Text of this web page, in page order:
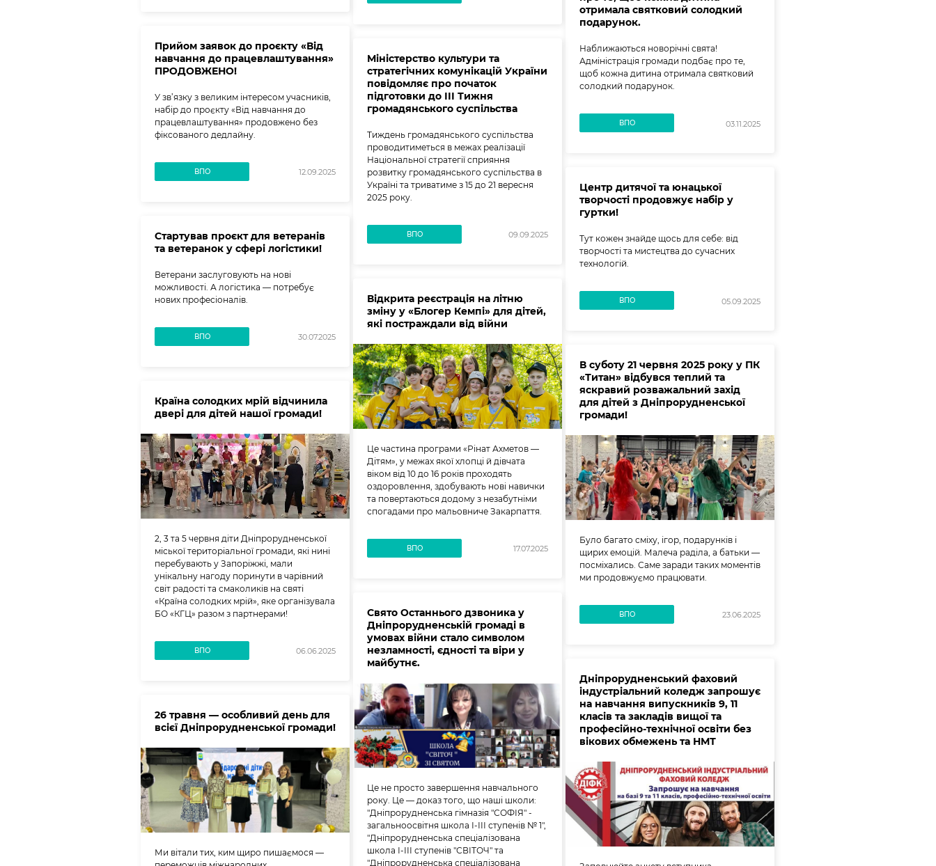
отримала святковий солодкий
подарунок.
Наближаються новорічні свята!
Адміністрація громади подбає про те,
щоб кожна дитина отримала святковий
солодкий подарунок.
ВПО 03.11.2025
Прийом заявок до проєкту «Від
навчання до працевлаштування»
ПРОДОВЖЕНО!
У зв’язку з великим інтересом учасників,
набір до проєкту «Від навчання до
працевлаштування» продовжено без
фіксованого дедлайну.
ВПО 12.09.2025
Міністерство культури та
стратегічних комунікацій України
повідомляє про початок
підготовки до ІІІ Тижня
громадянського суспільства
Тиждень громадянського суспільства
проводитиметься в межах реалізації
Національної стратегії сприяння
розвитку громадянського суспільства в
Україні та триватиме з 15 до 21 вересня
2025 року.
ВПО 09.09.2025
Центр дитячої та юнацької
творчості продовжує набір у
гуртки!
Тут кожен знайде щось для себе: від
творчості та мистецтва до сучасних
технологій.
ВПО 05.09.2025
Стартував проєкт для ветеранів
та ветеранок у сфері логістики!
Ветерани заслуговують на нові
можливості. А логістика — потребує
нових професіоналів.
ВПО 30.07.2025
Відкрита реєстрація на літню
зміну у «Блогер Кемпі» для дітей,
які постраждали від війни
Це частина програми «Рінат Ахметов —
Дітям», у межах якої хлопці й дівчата
віком від 10 до 16 років проходять
оздоровлення, здобувають нові навички
та повертаються додому з незабутніми
спогадами про мальовниче Закарпаття.
ВПО 17.07.2025
В суботу 21 червня 2025 року у ПК
«Титан» відбувся теплий та
яскравий розважальний захід
для дітей з Дніпрорудненської
громади!
Було багато сміху, ігор, подарунків і
щирих емоцій. Малеча раділа, а батьки —
посміхались. Саме заради таких моментів
ми продовжуємо працювати.
ВПО 23.06.2025
Країна солодких мрій відчинила
двері для дітей нашої громади!
2, 3 та 5 червня діти Дніпрорудненської
міської територіальної громади, які нині
перебувають у Запоріжжі, мали
унікальну нагоду поринути в чарівний
світ радості та смаколиків на святі
«Країна солодких мрій», яке організувала
БО «КГЦ» разом з партнерами!
ВПО 06.06.2025
Свято Останнього дзвоника у
Дніпрорудненській громаді в
умовах війни стало символом
незламності, єдності та віри у
майбутнє.
Це не просто завершення навчального
року. Це — доказ того, що наші школи:
"Дніпрорудненська гімназія "СОФІЯ" -
загальноосвітня школа І-ІІІ ступенів № 1",
"Дніпрорудненська спеціалізована
школа І-ІІІ ступенів "СВІТОЧ" та
"Дніпрорудненська спеціалізована
Дніпрорудненський фаховий
індустріальний коледж запрошує
на навчання випускників 9, 11
класів та закладів вищої та
професійно-технічної освіти без
вікових обмежень та НМТ
26 травня — особливий день для
всієї Дніпрорудненської громади!
Ми вітали тих, ким щиро пишаємося —